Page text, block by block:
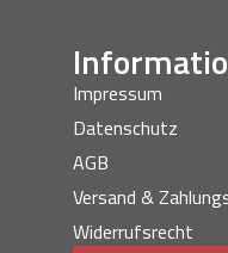
Impressum
Datenschutz
AGB
Versand &
Widerrufsrecht